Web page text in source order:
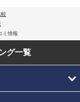
ミ情報
グ一覧